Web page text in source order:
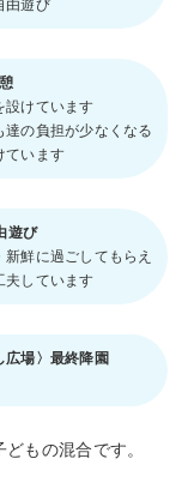
遊び
設けています
の負担が少なくなる
ています
遊び
鮮に過ごしてもらえ
夫しています
広場〉最終降園
もの混合です。